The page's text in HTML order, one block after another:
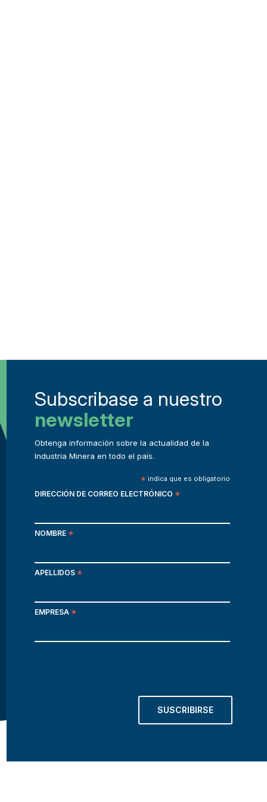
Subscribase a nuestro
newsletter
Obtenga información sobre la actualidad de la
Industria Minera en todo el país.
* indica que es obligatorio
DIRECCIÓN DE CORREO ELECTRÓNICO *
NOMBRE *
APELLIDOS *
EMPRESA *